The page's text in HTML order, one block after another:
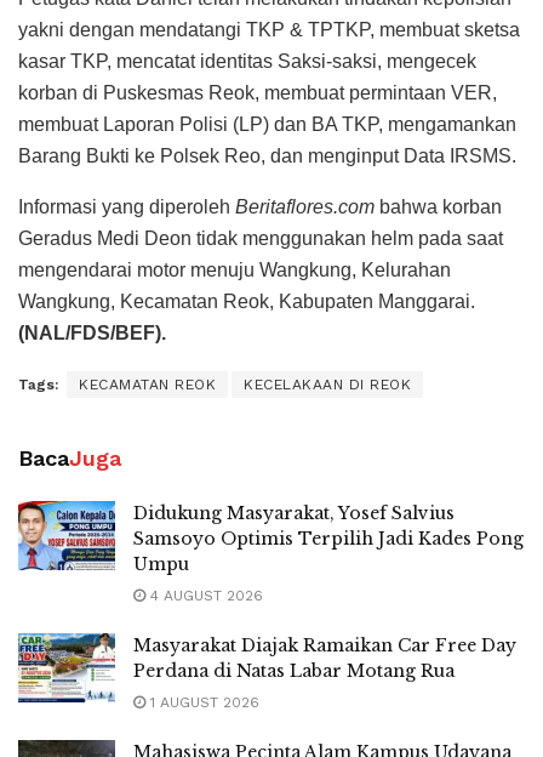
yakni dengan mendatangi TKP & TPTKP, membuat sketsa
kasar TKP, mencatat identitas Saksi-saksi, mengecek
korban di Puskesmas Reok, membuat permintaan VER,
membuat Laporan Polisi (LP) dan BA TKP, mengamankan
Barang Bukti ke Polsek Reo, dan menginput Data IRSMS.
Informasi yang diperoleh Beritaflores.com bahwa korban
Geradus Medi Deon tidak menggunakan helm pada saat
mengendarai motor menuju Wangkung, Kelurahan
Wangkung, Kecamatan Reok, Kabupaten Manggarai.
(NAL/FDS/BEF).
Tags: KECAMATAN REOK KECELAKAAN DI REOK
BacaJuga
Didukung Masyarakat, Yosef Salvius
Samsoyo Optimis Terpilih Jadi Kades Pong
Umpu
4 AUGUST 2026
Masyarakat Diajak Ramaikan Car Free Day
Perdana di Natas Labar Motang Rua
1 AUGUST 2026
Mahasiswa Pecinta Alam Kampus Udayana